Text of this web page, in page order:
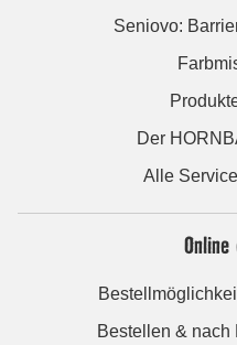
Seniovo:
Der
Alle
Bestellen & nach